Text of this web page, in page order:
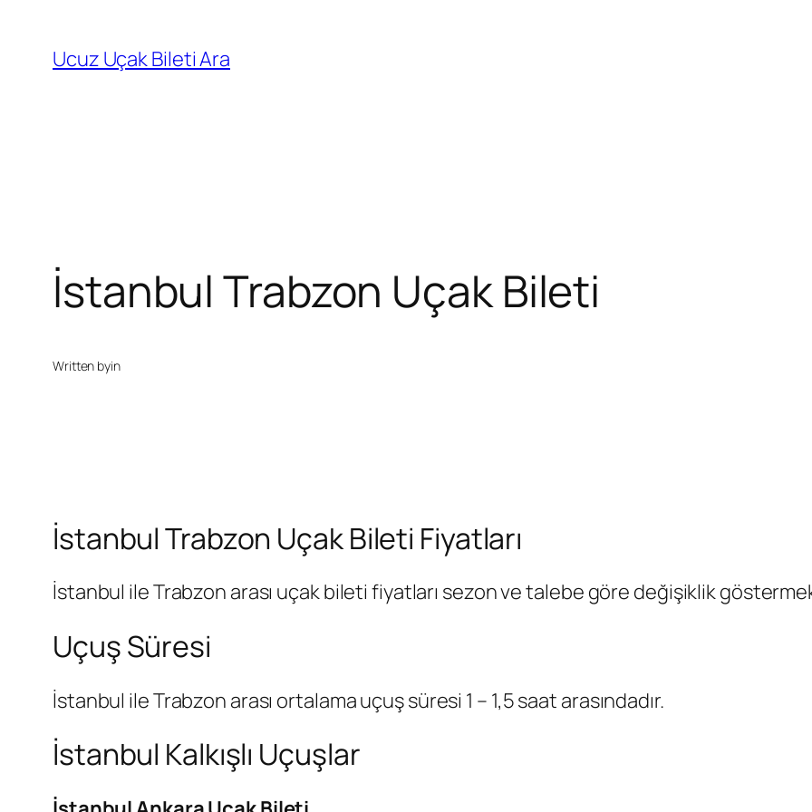
Ucuz Uçak Bileti Ara
İstanbul Trabzon Uçak Bileti
Written byin
İstanbul Trabzon Uçak Bileti Fiyatları
İstanbul ile Trabzon arası uçak bileti fiyatları sezon ve talebe göre değişiklik
Uçuş Süresi
İstanbul ile Trabzon arası ortalama uçuş süresi 1 – 1,5 saat arasındadır.
İstanbul Kalkışlı Uçuşlar